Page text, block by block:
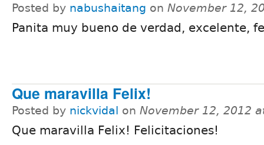
Posted by nabushaitang on November 12,
Panita muy bueno de verdad, excelente,
Que maravilla Felix!
Posted by nickvidal on November 12, 2012
Que maravilla Felix! Felicitaciones!